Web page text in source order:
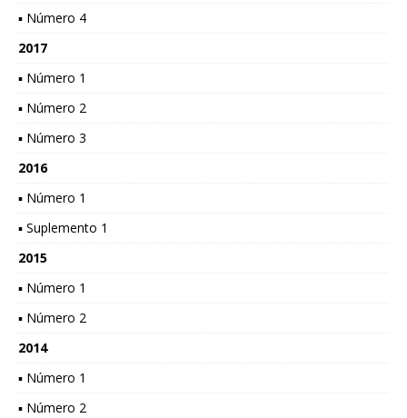
▪ Número 4
2017
▪ Número 1
▪ Número 2
▪ Número 3
2016
▪ Número 1
▪ Suplemento 1
2015
▪ Número 1
▪ Número 2
2014
▪ Número 1
▪ Número 2